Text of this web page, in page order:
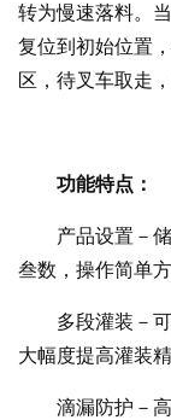
转为慢速落料。
复位到初始位置
区，待叉车取走
功能特点：
产品设置－
叁数，操作简单
多段灌装－
大幅度提高灌装
滴漏防护－